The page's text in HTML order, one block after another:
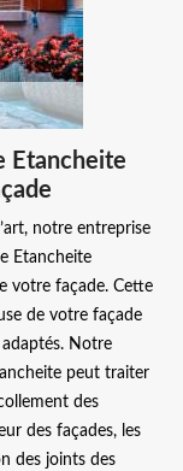
Etancheite
notre entreprise
Etancheite
votre façade. Cette
de votre façade
Notre
peut traiter
des
des façades, les
des joints des